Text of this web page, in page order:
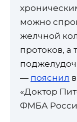
можно
желчной
протоков, а
— пояснил
«Доктор
ФМБА